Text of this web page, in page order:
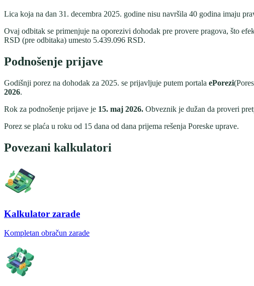
Lica koja na dan 31. decembra 2025. godine nisu navršila 40 godina imaju
Ovaj odbitak se primenjuje na oporezivi dohodak pre provere pragova, što
RSD (pre odbitaka) umesto 5.439.096 RSD.
Podnošenje prijave
Godišnji porez na dohodak za 2025. se prijavljuje putem portala ePorezi
2026.
Rok za podnošenje prijave je 15. maj 2026. Obveznik je dužan da proveri
Porez se plaća u roku od 15 dana od dana prijema rešenja Poreske uprave.
Povezani kalkulatori
Kalkulator zarade
Kompletan obračun zarade